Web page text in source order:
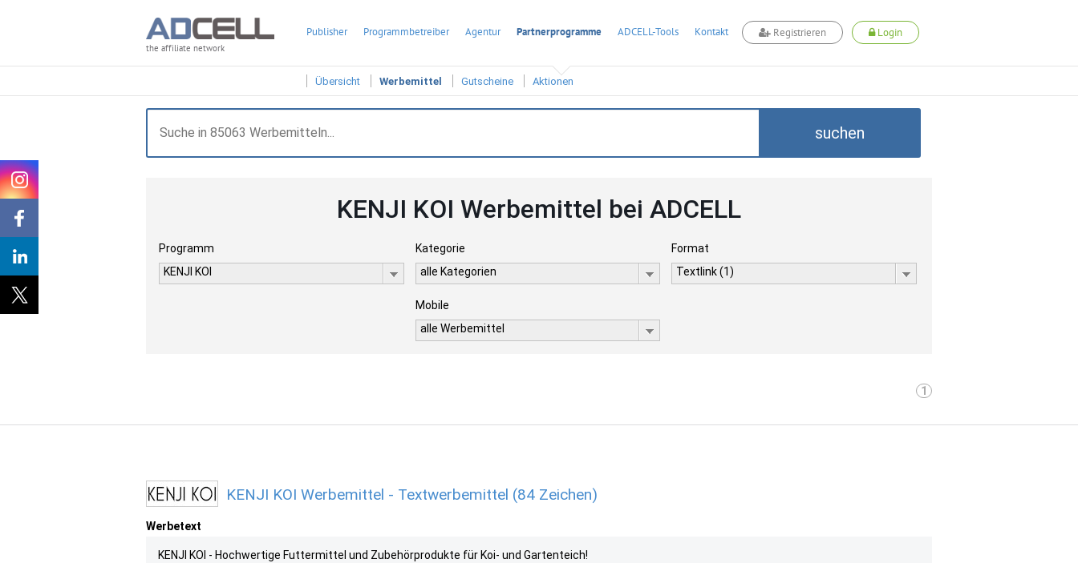
the affiliate network
Publisher Programmbetreiber Agentur Partnerprogramme ADCELL-Tools Kontakt Registrieren Login
Übersicht Werbemittel Gutscheine Aktionen
suchen
KENJI KOI Werbemittel bei ADCELL
Programm
KENJI KOI
Kategorie
alle Kategorien
Format
Textlink (1)
Mobile
alle Werbemittel
1
KENJI KOI Werbemittel - Textwerbemittel (84 Zeichen)
Werbetext
KENJI KOI - Hochwertige Futtermittel und Zubehörprodukte für Koi- und Gartenteich!